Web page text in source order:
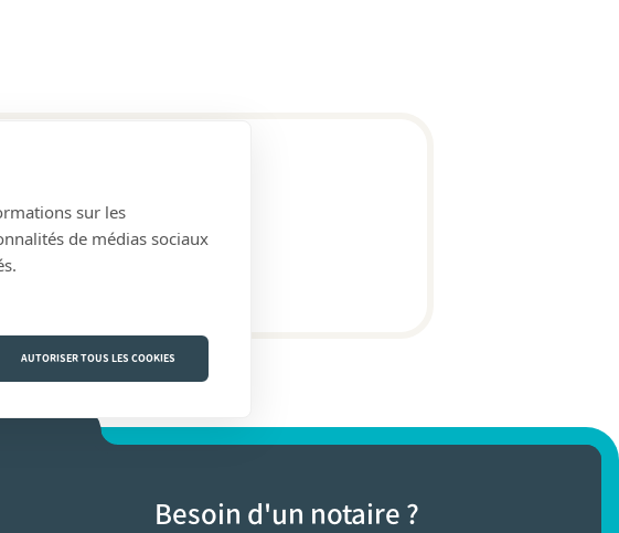
Besoin d'un notaire ?
sur les
de médias sociaux
AUTORISER TOUS LES COOKIES